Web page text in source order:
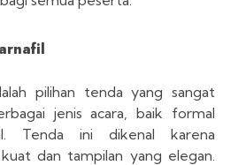
pilihan tenda yang sangat
jenis acara, baik formal
Tenda ini dikenal karena
dan tampilan yang elegan.